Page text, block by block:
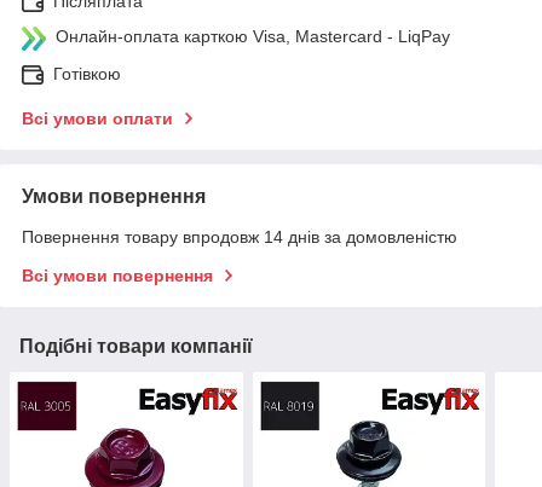
Онлайн-оплата карткою Visa, Mastercard - LiqPay
Готівкою
Всі умови оплати
Умови повернення
Повернення товару впродовж 14 днів за домовленістю
Всі умови повернення
Подібні товари компанії